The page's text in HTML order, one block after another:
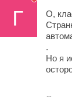
О,
.
Но я